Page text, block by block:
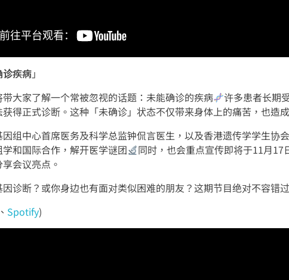
诊疾病」
大家了解一个常被忽视的话题：未能确诊的疾病
许多患者长期
得正式诊断。这种「未确诊」状态不仅带来身体上的痛苦，也造
组中心首席医务及科学总监钟侃言医生，以及香港遗传学学生协
和国际合作，解开医学谜团
同时，也会重点宣传即将于11月17
会议亮点。
诊断？或你身边也有面对类似困难的朋友？这期节目绝对不容错过
、 Spotify)